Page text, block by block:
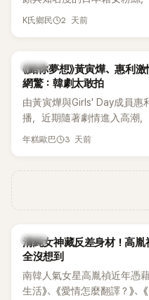
終不幸身亡，消息曝光後震
K氏鄉民 2 天前
韓劇
《給你夢想》黃寅燁、惠利
網驚：韓劇太敢拍
由黃寅燁與Girls' Day成員惠
播，近期隨著劇情進入高潮
新播出的第8集不僅上演火辣
年糕歐巴 3 天前
韓星
清純女神藏反差身材！高胤
全沒想到
南韓人氣女星高胤禎近年憑藉
生活》、《愛情怎麼翻譯？》